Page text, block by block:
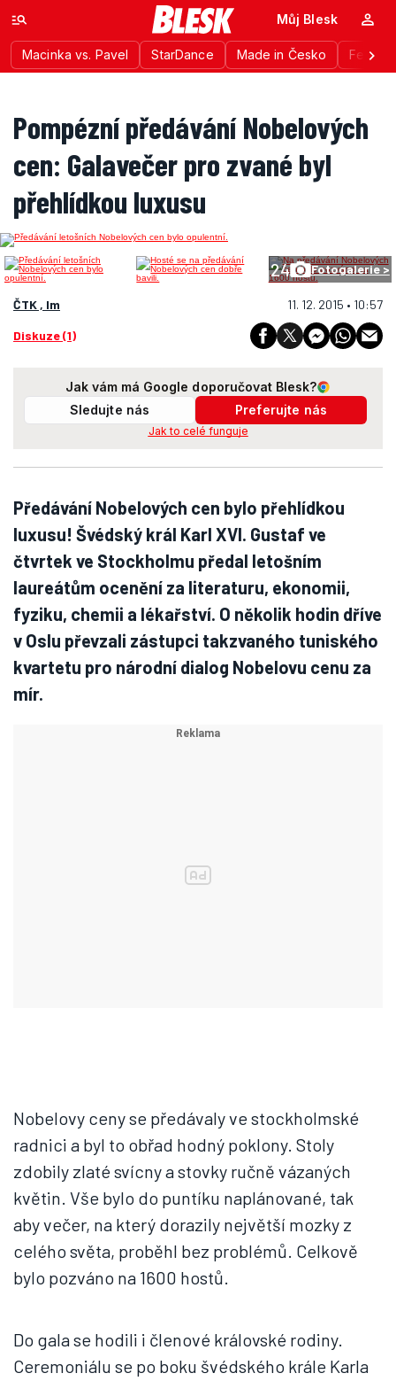
Macinka vs. Pavel StarDance Made in Česko
Můj Blesk
Pompézní předávání Nobelových
cen: Galavečer pro zvané byl
přehlídkou luxusu
24 Fotogalerie >
ČTK , lm 11. 12. 2015 • 10:57
Diskuze (1)
Jak vám má Google doporučovat Blesk?
Sledujte nás
Preferujte nás
Jak to celé funguje
Předávání Nobelových cen bylo přehlídkou
luxusu! Švédský král Karl XVI. Gustaf ve
čtvrtek ve Stockholmu předal letošním
laureátům ocenění za literaturu, ekonomii,
fyziku, chemii a lékařství. O několik hodin dříve
v Oslu převzali zástupci takzvaného tuniského
kvartetu pro národní dialog Nobelovu cenu za
mír.
Nobelovy ceny se předávaly ve stockholmské
radnici a byl to obřad hodný poklony. Stoly
zdobily zlaté svícny a stovky ručně vázaných
květin. Vše bylo do puntíku naplánované, tak
aby večer, na který dorazily největší mozky z
celého světa, proběhl bez problémů. Celkově
bylo pozváno na 1600 hostů.
Do gala se hodili i členové královské rodiny.
Ceremoniálu se po boku švédského krále Karla